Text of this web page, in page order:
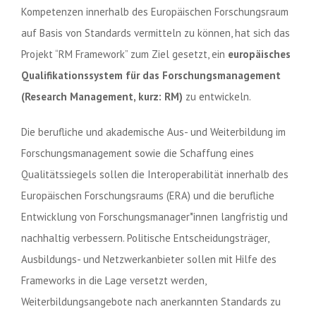
Kompetenzen innerhalb des Europäischen Forschungsraum
auf Basis von Standards vermitteln zu können, hat sich das
Projekt “RM Framework” zum Ziel gesetzt, ein europäisches
Qualifikationssystem für das Forschungsmanagement
(Research Management, kurz: RM) zu entwickeln.
Die berufliche und akademische Aus- und Weiterbildung im
Forschungsmanagement sowie die Schaffung eines
Qualitätssiegels sollen die Interoperabilität innerhalb des
Europäischen Forschungsraums (ERA) und die berufliche
Entwicklung von Forschungsmanager*innen langfristig und
nachhaltig verbessern. Politische Entscheidungsträger,
Ausbildungs- und Netzwerkanbieter sollen mit Hilfe des
Frameworks in die Lage versetzt werden,
Weiterbildungsangebote nach anerkannten Standards zu